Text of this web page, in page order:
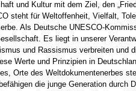
und Kultur mit dem Ziel, den
steht für Weltoffenheit, Vielfalt,
Als Deutsche UNESCO-
Es liegt in unserer
und Rassismus verbreiten
Werte und Prinzipien in
Orte des Weltdokumentenerbes
die junge Generation